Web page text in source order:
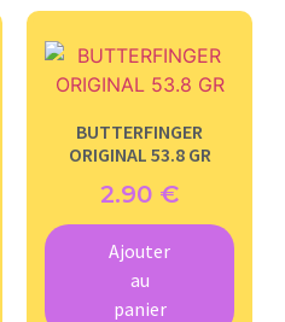
BUTTERFINGER
ORIGINAL 53.8 GR
2.90 €
Ajouter
au
panier